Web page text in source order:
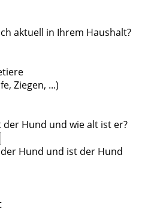
aktuell in Ihrem Haushalt?
Ziegen, ...)
der Hund und wie alt ist er?
Hund und ist der Hund